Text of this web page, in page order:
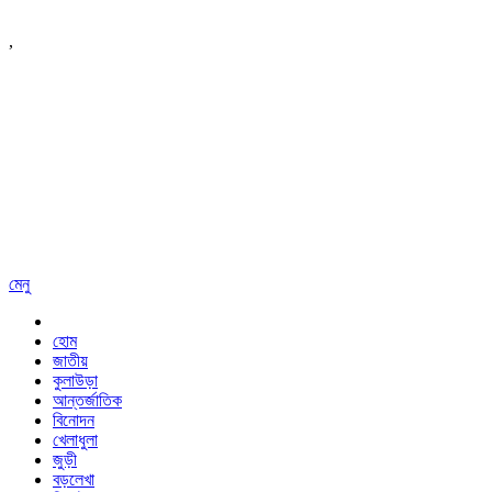
,
মেনু
হোম
জাতীয়
কুলাউড়া
আন্তর্জাতিক
বিনোদন
খেলাধুলা
জুড়ী
বড়লেখা